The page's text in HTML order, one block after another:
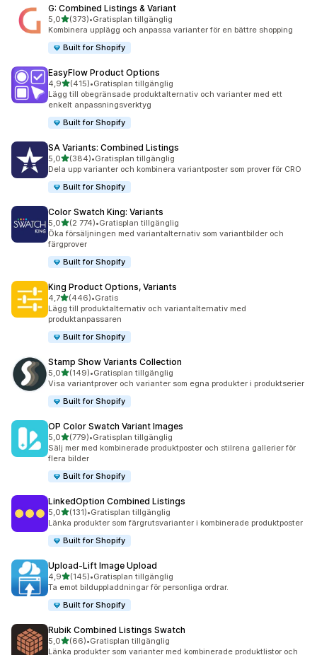
G: Combined Listings & Variant
5,0av 5 stjärnor
(373)
373 recensioner totalt
•Gratisplan tillgänglig
Kombinera upplägg och anpassa varianter för en bättre shopping
Built for Shopify
EasyFlow Product Options
4,9av 5 stjärnor
(415)
415 recensioner totalt
•Gratisplan tillgänglig
Lägg till obegränsade produktalternativ och varianter med ett
enkelt anpassningsverktyg
Built for Shopify
SA Variants: Combined Listings
5,0av 5 stjärnor
(384)
384 recensioner totalt
•Gratisplan tillgänglig
Dela upp varianter och kombinera variantposter som prover för CRO
Built for Shopify
Color Swatch King: Variants
5,0av 5 stjärnor
(2 774)
2774 recensioner totalt
•Gratisplan tillgänglig
Öka försäljningen med variantalternativ som variantbilder och
färgprover
Built for Shopify
King Product Options, Variants
4,7av 5 stjärnor
(446)
446 recensioner totalt
•Gratis
Lägg till produktalternativ och variantalternativ med
produktanpassaren
Built for Shopify
Stamp Show Variants Collection
5,0av 5 stjärnor
(149)
149 recensioner totalt
•Gratisplan tillgänglig
Visa variantprover och varianter som egna produkter i produktserier
Built for Shopify
OP Color Swatch Variant Images
5,0av 5 stjärnor
(779)
779 recensioner totalt
•Gratisplan tillgänglig
Sälj mer med kombinerade produktposter och stilrena gallerier för
flera bilder
Built for Shopify
LinkedOption Combined Listings
5,0av 5 stjärnor
(131)
131 recensioner totalt
•Gratisplan tillgänglig
Länka produkter som färgrutsvarianter i kombinerade produktposter
Built for Shopify
Upload‑Lift Image Upload
4,9av 5 stjärnor
(145)
145 recensioner totalt
•Gratisplan tillgänglig
Ta emot bilduppladdningar för personliga ordrar.
Built for Shopify
Rubik Combined Listings Swatch
5,0av 5 stjärnor
(66)
66 recensioner totalt
•Gratisplan tillgänglig
Länka produkter som varianter med kombinerade produktlistor och